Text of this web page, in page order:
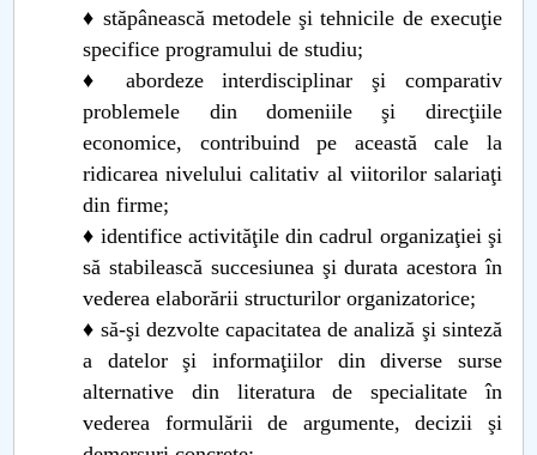
♦ stăpânească metodele şi tehnicile de execuţie
specifice programului de studiu;
♦ abordeze interdisciplinar şi comparativ
problemele din domeniile şi direcţiile
economice, contribuind pe această cale la
ridicarea nivelului calitativ al viitorilor salariaţi
din firme;
♦ identifice activităţile din cadrul organizaţiei şi
să stabilească succesiunea şi durata acestora în
vederea elaborării structurilor organizatorice;
♦ să-şi dezvolte capacitatea de analiză şi sinteză
a datelor şi informaţiilor din diverse surse
alternative din literatura de specialitate în
vederea formulării de argumente, decizii şi